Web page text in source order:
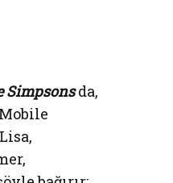
Simpsonsda,